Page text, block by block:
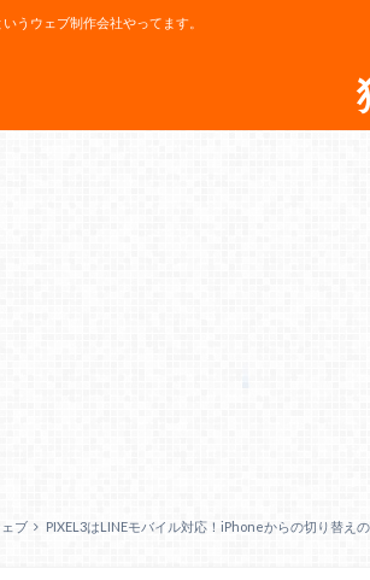
うウェブ制作会社やってます。
ブ PIXEL3はLINEモバイル対応！iPhoneからの切り替え